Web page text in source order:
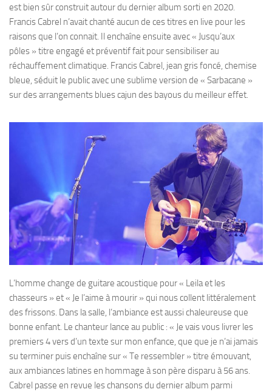
est bien sûr construit autour du dernier album sorti en 2020.
Francis Cabrel n’avait chanté aucun de ces titres en live pour les
raisons que l’on connait. Il enchaîne ensuite avec « Jusqu’aux
pôles » titre engagé et préventif fait pour sensibiliser au
réchauffement climatique. Francis Cabrel, jean gris foncé, chemise
bleue, séduit le public avec une sublime version de « Sarbacane »
sur des arrangements blues cajun des bayous du meilleur effet.
L’homme change de guitare acoustique pour « Leila et les
chasseurs » et « Je l’aime à mourir » qui nous collent littéralement
des frissons. Dans la salle, l’ambiance est aussi chaleureuse que
bonne enfant. Le chanteur lance au public : « Je vais vous livrer les
premiers 4 vers d’un texte sur mon enfance, que que je n’ai jamais
su terminer puis enchaîne sur « Te ressembler » titre émouvant,
aux ambiances latines en hommage à son père disparu à 56 ans.
Cabrel passe en revue les chansons du dernier album parmi